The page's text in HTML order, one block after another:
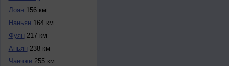
Лоян 156 км
Наньян 164 км
Фуян 217 км
Аньян 238 км
Чанчжи 255 км